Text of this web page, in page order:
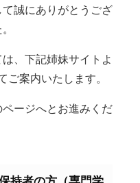
誠にありがとうござ
、下記姉妹サイトよ
案内いたします。
ージへとお進みくだ